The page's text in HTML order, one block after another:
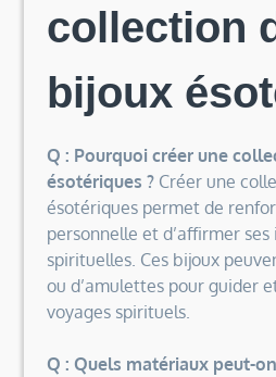
collection
bijoux
Q : Pourquoi créer une
ésotériques ?Créer une
ésotériques permet de
personnelle et d’affirmer
spirituelles. Ces bijoux
ou d’amulettes pour guider
voyages spirituels.
Q : Quels matériaux peut-